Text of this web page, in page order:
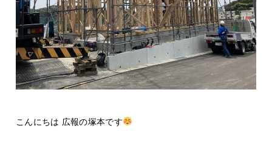
こんにちは 広報の塚本です